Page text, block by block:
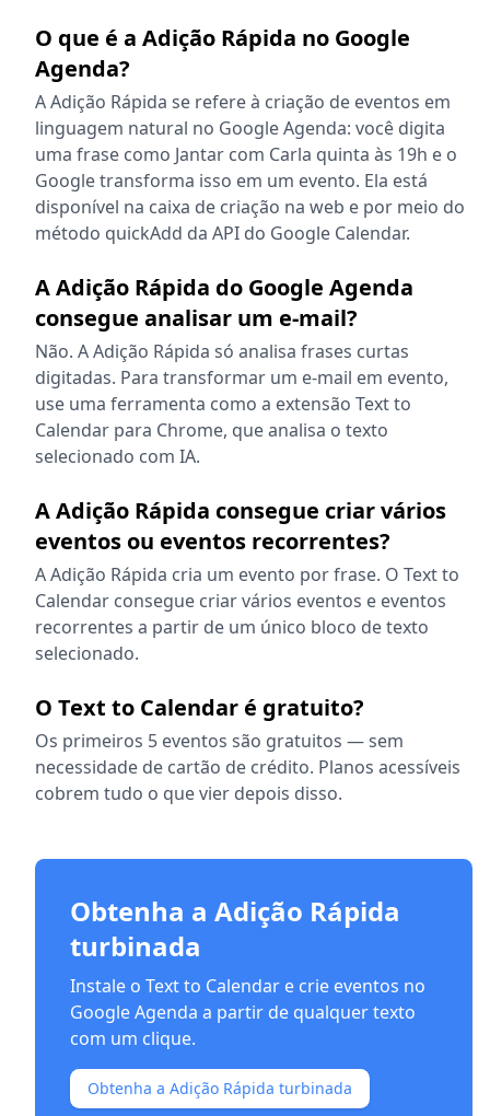
O que é a Adição Rápida no Google
Agenda?
A Adição Rápida se refere à criação de eventos em
linguagem natural no Google Agenda: você digita
uma frase como Jantar com Carla quinta às 19h e o
Google transforma isso em um evento. Ela está
disponível na caixa de criação na web e por meio do
método quickAdd da API do Google Calendar.
A Adição Rápida do Google Agenda
consegue analisar um e-mail?
Não. A Adição Rápida só analisa frases curtas
digitadas. Para transformar um e-mail em evento,
use uma ferramenta como a extensão Text to
Calendar para Chrome, que analisa o texto
selecionado com IA.
A Adição Rápida consegue criar vários
eventos ou eventos recorrentes?
A Adição Rápida cria um evento por frase. O Text to
Calendar consegue criar vários eventos e eventos
recorrentes a partir de um único bloco de texto
selecionado.
O Text to Calendar é gratuito?
Os primeiros 5 eventos são gratuitos — sem
necessidade de cartão de crédito. Planos acessíveis
cobrem tudo o que vier depois disso.
Obtenha a Adição Rápida
turbinada
Instale o Text to Calendar e crie eventos no
Google Agenda a partir de qualquer texto
com um clique.
Obtenha a Adição Rápida turbinada